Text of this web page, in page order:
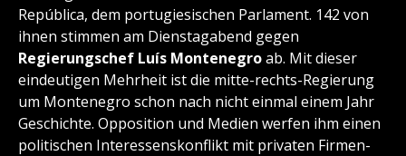
República, dem portugiesischen Parlament. 142 von
ihnen stimmen am Dienstagabend gegen
Regierungschef Luís Montenegroab. Mit dieser
eindeutigen Mehrheit ist die mitte-rechts-Regierung
um Montenegro schon nach nicht einmal einem Jahr
Geschichte. Opposition und Medien werfen ihm einen
politischen Interessenskonflikt mit privaten Firmen-